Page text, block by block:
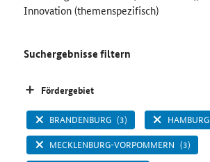
Innovation (themenspezifisch)
Suchergebnisse filtern
Fördergebiet
BRANDENBURG (3) HAMBURG
MECKLENBURG-VORPOMMERN (3)